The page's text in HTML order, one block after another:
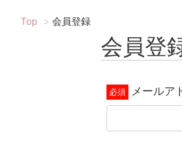
Top 会員登録
会員登
メールア